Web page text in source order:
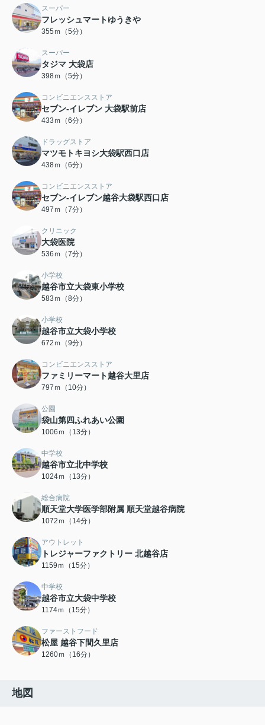
スーパー
フレッシュマートゆうきや
355ｍ（5分）
スーパー
タジマ 大袋店
398ｍ（5分）
コンビニエンスストア
セブン‐イレブン 大袋駅前店
433ｍ（6分）
ドラッグストア
マツモトキヨシ大袋駅西口店
438ｍ（6分）
コンビニエンスストア
セブン-イレブン越谷大袋駅西口店
497ｍ（7分）
クリニック
大袋医院
536ｍ（7分）
小学校
越谷市立大袋東小学校
583ｍ（8分）
小学校
越谷市立大袋小学校
672ｍ（9分）
コンビニエンスストア
ファミリーマート越谷大里店
797ｍ（10分）
公園
袋山第四ふれあい公園
1006ｍ（13分）
中学校
越谷市立北中学校
1024ｍ（13分）
総合病院
順天堂大学医学部附属 順天堂越谷病院
1072ｍ（14分）
アウトレット
トレジャーファクトリー 北越谷店
1159ｍ（15分）
中学校
越谷市立大袋中学校
1174ｍ（15分）
ファーストフード
松屋 越谷下間久里店
1260ｍ（16分）
地図